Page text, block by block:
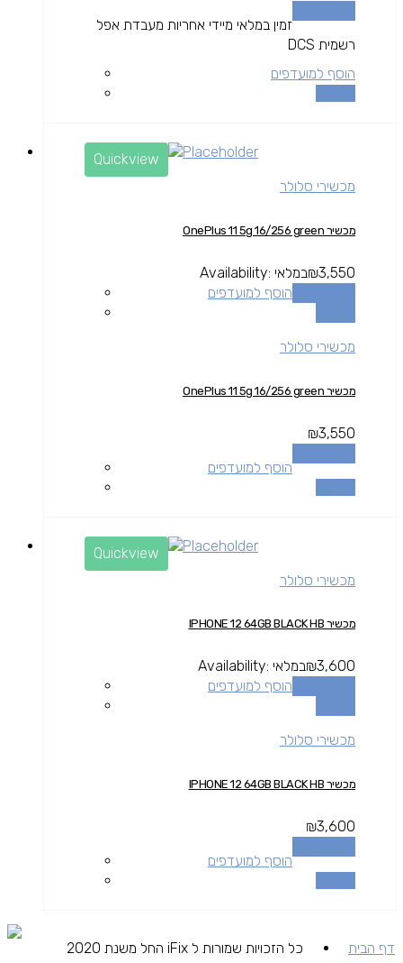
זמין במלאי מיידי אחריות מעבדת אפל
רשמית DCS
הוסף למועדפים
Quickview
מכשירי סלולר
מכשיר OnePlus 11 5g 16/256 green
₪3,550
Availability: במלאי
הוסף למועדפים
מכשירי סלולר
מכשיר OnePlus 11 5g 16/256 green
₪3,550
הוסף למועדפים
Quickview
מכשירי סלולר
מכשיר IPHONE 12 64GB BLACK HB
₪3,600
Availability: במלאי
הוסף למועדפים
מכשירי סלולר
מכשיר IPHONE 12 64GB BLACK HB
₪3,600
הוסף למועדפים
דף הבית
כל הזכויות שמורות ל iFix החל משנת 2020